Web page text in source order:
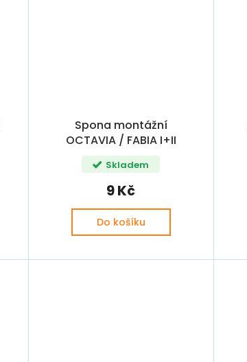
Spona montážní
OCTAVIA / FABIA I+II
ROMIC
Skladem
9 Kč
Do košíku